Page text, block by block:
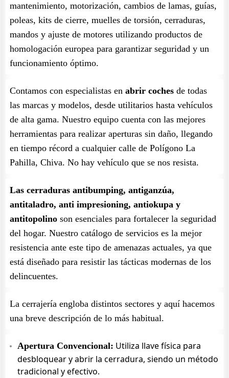
mantenimiento, motorización, cambios de lamas, guías,
poleas, kits de cierre, muelles de torsión, cerraduras,
mandos y ajuste de motores utilizando productos de
homologación europea para garantizar seguridad y un
funcionamiento óptimo.
Contamos con especialistas en abrir coches de todas
las marcas y modelos, desde utilitarios hasta vehículos
de alta gama. Nuestro equipo cuenta con las mejores
herramientas para realizar aperturas sin daño, llegando
en tiempo récord a cualquier calle de Polígono La
Pahilla, Chiva. No hay vehículo que se nos resista.
Las cerraduras antibumping, antiganzúa,
antitaladro, anti impresioning, antiokupa y
antitopolino son esenciales para fortalecer la seguridad
del hogar. Nuestro catálogo de servicios es la mejor
resistencia ante este tipo de amenazas actuales, ya que
está diseñado para resistir las tácticas modernas de los
delincuentes.
La cerrajería engloba distintos sectores y aquí hacemos
una breve descripción de lo más habitual.
Apertura Convencional: Utiliza llave física para
desbloquear y abrir la cerradura, siendo un método
tradicional y efectivo.